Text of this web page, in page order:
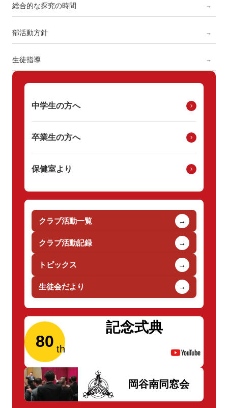
総合的な探究の時間 →
部活動方針 →
生徒指導 →
中学生の方へ
卒業生の方へ
保健室より
クラブ活動一覧 →
クラブ活動記録 →
トピックス →
生徒会だより →
80
記念式典
岡谷南同窓会